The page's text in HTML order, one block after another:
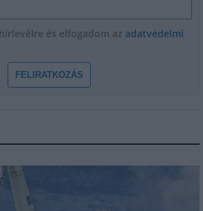
és elfogadom az adatvédelmi
FELIRATKOZÁS